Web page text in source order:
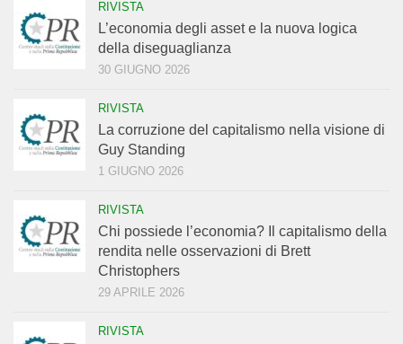
RIVISTA
L’economia degli asset e la nuova logica
della diseguaglianza
30 GIUGNO 2026
RIVISTA
La corruzione del capitalismo nella visione di
Guy Standing
1 GIUGNO 2026
RIVISTA
Chi possiede l’economia? Il capitalismo della
rendita nelle osservazioni di Brett
Christophers
29 APRILE 2026
RIVISTA